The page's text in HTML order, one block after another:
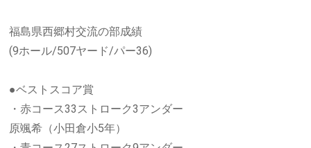
福島県西郷村交流の部成績
(9ホール/507ヤード/パー36)
●ベストスコア賞
・赤コース33ストローク3アンダー
原颯希（小田倉小5年）